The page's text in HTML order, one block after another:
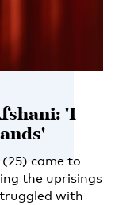
'I
came to
the uprisings
with